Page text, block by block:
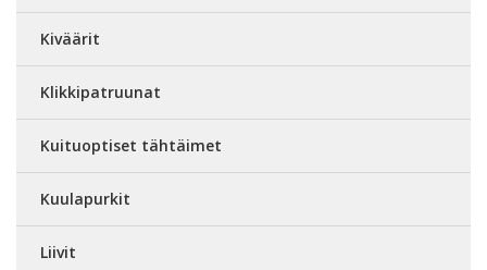
Kiväärit
Klikkipatruunat
Kuituoptiset tähtäimet
Kuulapurkit
Liivit